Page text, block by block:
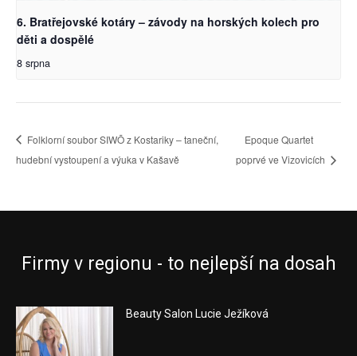
6. Bratřejovské kotáry – závody na horských kolech pro
děti a dospělé
8 srpna
Folklorní soubor SIWÕ z Kostariky – taneční,
hudební vystoupení a výuka v Kašavě
Epoque Quartet
poprvé ve Vizovicích
Firmy v regionu - to nejlepší na dosah
Beauty Salon Lucie Ježíková